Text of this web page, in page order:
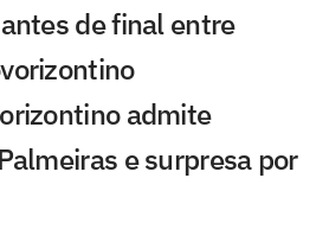
de final entre
admite
e surpresa por